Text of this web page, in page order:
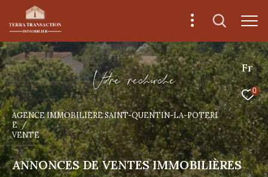
Fr
0
Vore recece
AGENCE IMMOBILIÈRE SAINT-QUENTIN-LA-POTERI
E
VENTE
ANNONCES DE VENTES IMMOBILIÈRES